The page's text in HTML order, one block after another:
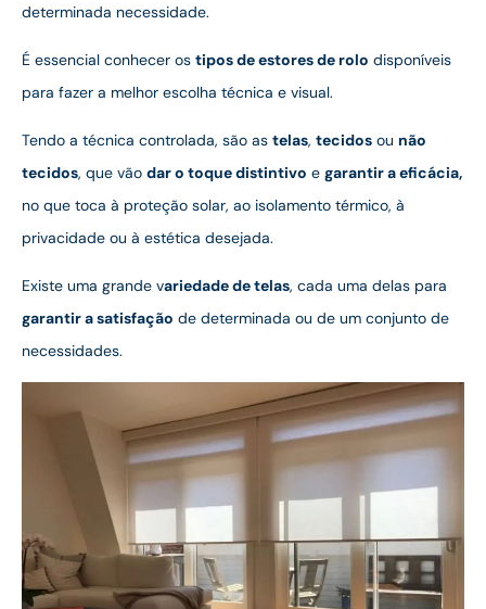
determinada necessidade.
É essencial conhecer os tipos de estores de rolo disponíveis
para fazer a melhor escolha técnica e visual.
Tendo a técnica controlada, são as telas, tecidos ou não
tecidos, que vão dar o toque distintivo e garantir a eficácia,
no que toca à proteção solar, ao isolamento térmico, à
privacidade ou à estética desejada.
Existe uma grande variedade de telas, cada uma delas para
garantir a satisfação de determinada ou de um conjunto de
necessidades.